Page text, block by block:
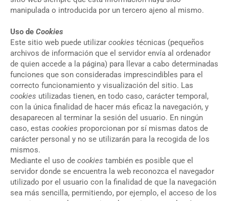
manipulada o introducida por un tercero ajeno al mismo.
Uso de Cookies
Este sitio web puede utilizar cookies técnicas (pequeños
archivos de información que el servidor envía al ordenador
de quien accede a la página) para llevar a cabo determinadas
funciones que son consideradas imprescindibles para el
correcto funcionamiento y visualización del sitio. Las
cookies utilizadas tienen, en todo caso, carácter temporal,
con la única finalidad de hacer más eficaz la navegación, y
desaparecen al terminar la sesión del usuario. En ningún
caso, estas cookies proporcionan por sí mismas datos de
carácter personal y no se utilizarán para la recogida de los
mismos.
Mediante el uso de cookies también es posible que el
servidor donde se encuentra la web reconozca el navegador
utilizado por el usuario con la finalidad de que la navegación
sea más sencilla, permitiendo, por ejemplo, el acceso de los